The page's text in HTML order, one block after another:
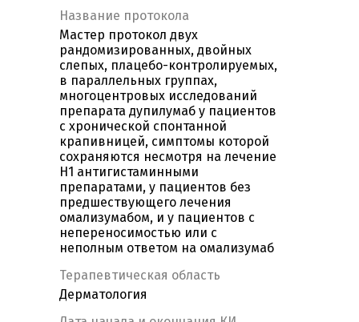
Название протокола
Мастер протокол двух
рандомизированных, двойных
слепых, плацебо-контролируемых,
в параллельных группах,
многоцентровых исследований
препарата дупилумаб у пациентов
с хронической спонтанной
крапивницей, симптомы которой
сохраняются несмотря на лечение
Н1 антигистаминными
препаратами, у пациентов без
предшествующего лечения
омализумабом, и у пациентов c
непереносимостью или с
неполным ответом на омализумаб
Терапевтическая область
Дерматология